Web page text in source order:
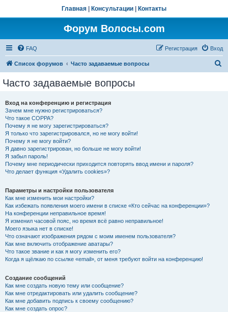
Главная Консультации Контакты
Форум Волосы.com
FAQ Вход
Регистрация
Список форумов Часто задаваемые вопросы
Часто задаваемые вопросы
Вход на конференцию и регистрация
Зачем мне нужно регистрироваться?
Что такое COPPA?
Почему я не могу зарегистрироваться?
Я только что зарегистрировался, но не могу войти!
Почему я не могу войти?
Я давно зарегистрирован, но больше не могу войти!
Я забыл пароль!
Почему мне периодически приходится повторять ввод имени и пароля?
Что делает функция «Удалить cookies»?
Параметры и настройки пользователя
Как мне изменить мои настройки?
Как избежать появления моего имени в списке «Кто сейчас на конференции»?
На конференции неправильное время!
Я изменил часовой пояс, но время всё равно неправильное!
Моего языка нет в списке!
Что означают изображения рядом с моим именем пользователя?
Как мне включить отображение аватары?
Что такое звание и как я могу изменить его?
Когда я щёлкаю по ссылке «email», от меня требуют войти на конференцию!
Создание сообщений
Как мне создать новую тему или сообщение?
Как мне отредактировать или удалить сообщение?
Как мне добавить подпись к своему сообщению?
Как мне создать опрос?